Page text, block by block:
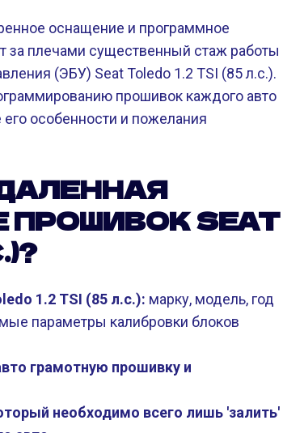
оснащение и программное
за плечами существенный стаж работы
(ЭБУ) Seat Toledo 1.2 TSI (85 л.с.).
прошивок каждого авто
особенности и пожелания
SEAT
1.2 TSI (85 л.с.): марку, модель, год
параметры калибровки блоков
грамотную прошивку и
необходимо всего лишь 'залить'